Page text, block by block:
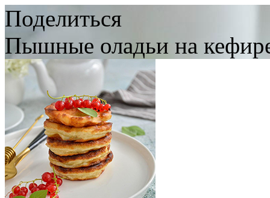
Поделиться
Пышные оладьи на